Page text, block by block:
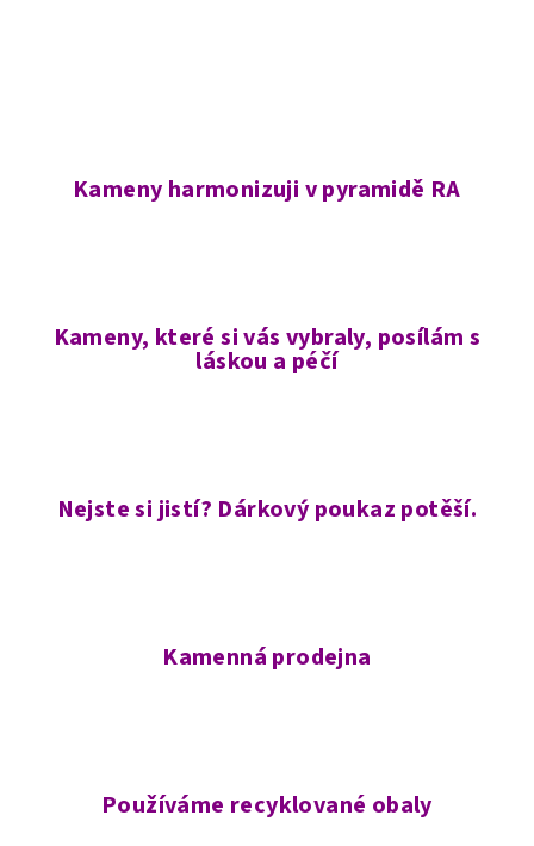
Kameny harmonizuji v pyramidě RA
Kameny, které si vás vybraly, posílám s
láskou a péčí
Nejste si jistí? Dárkový poukaz potěší.
Kamenná prodejna
Používáme recyklované obaly